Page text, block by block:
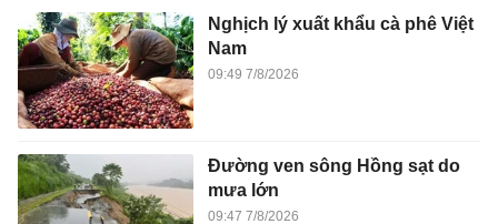
Nghịch lý xuất khẩu cà phê Việt
Nam
09:49 7/8/2026
Đường ven sông Hồng sạt do
mưa lớn
09:47 7/8/2026